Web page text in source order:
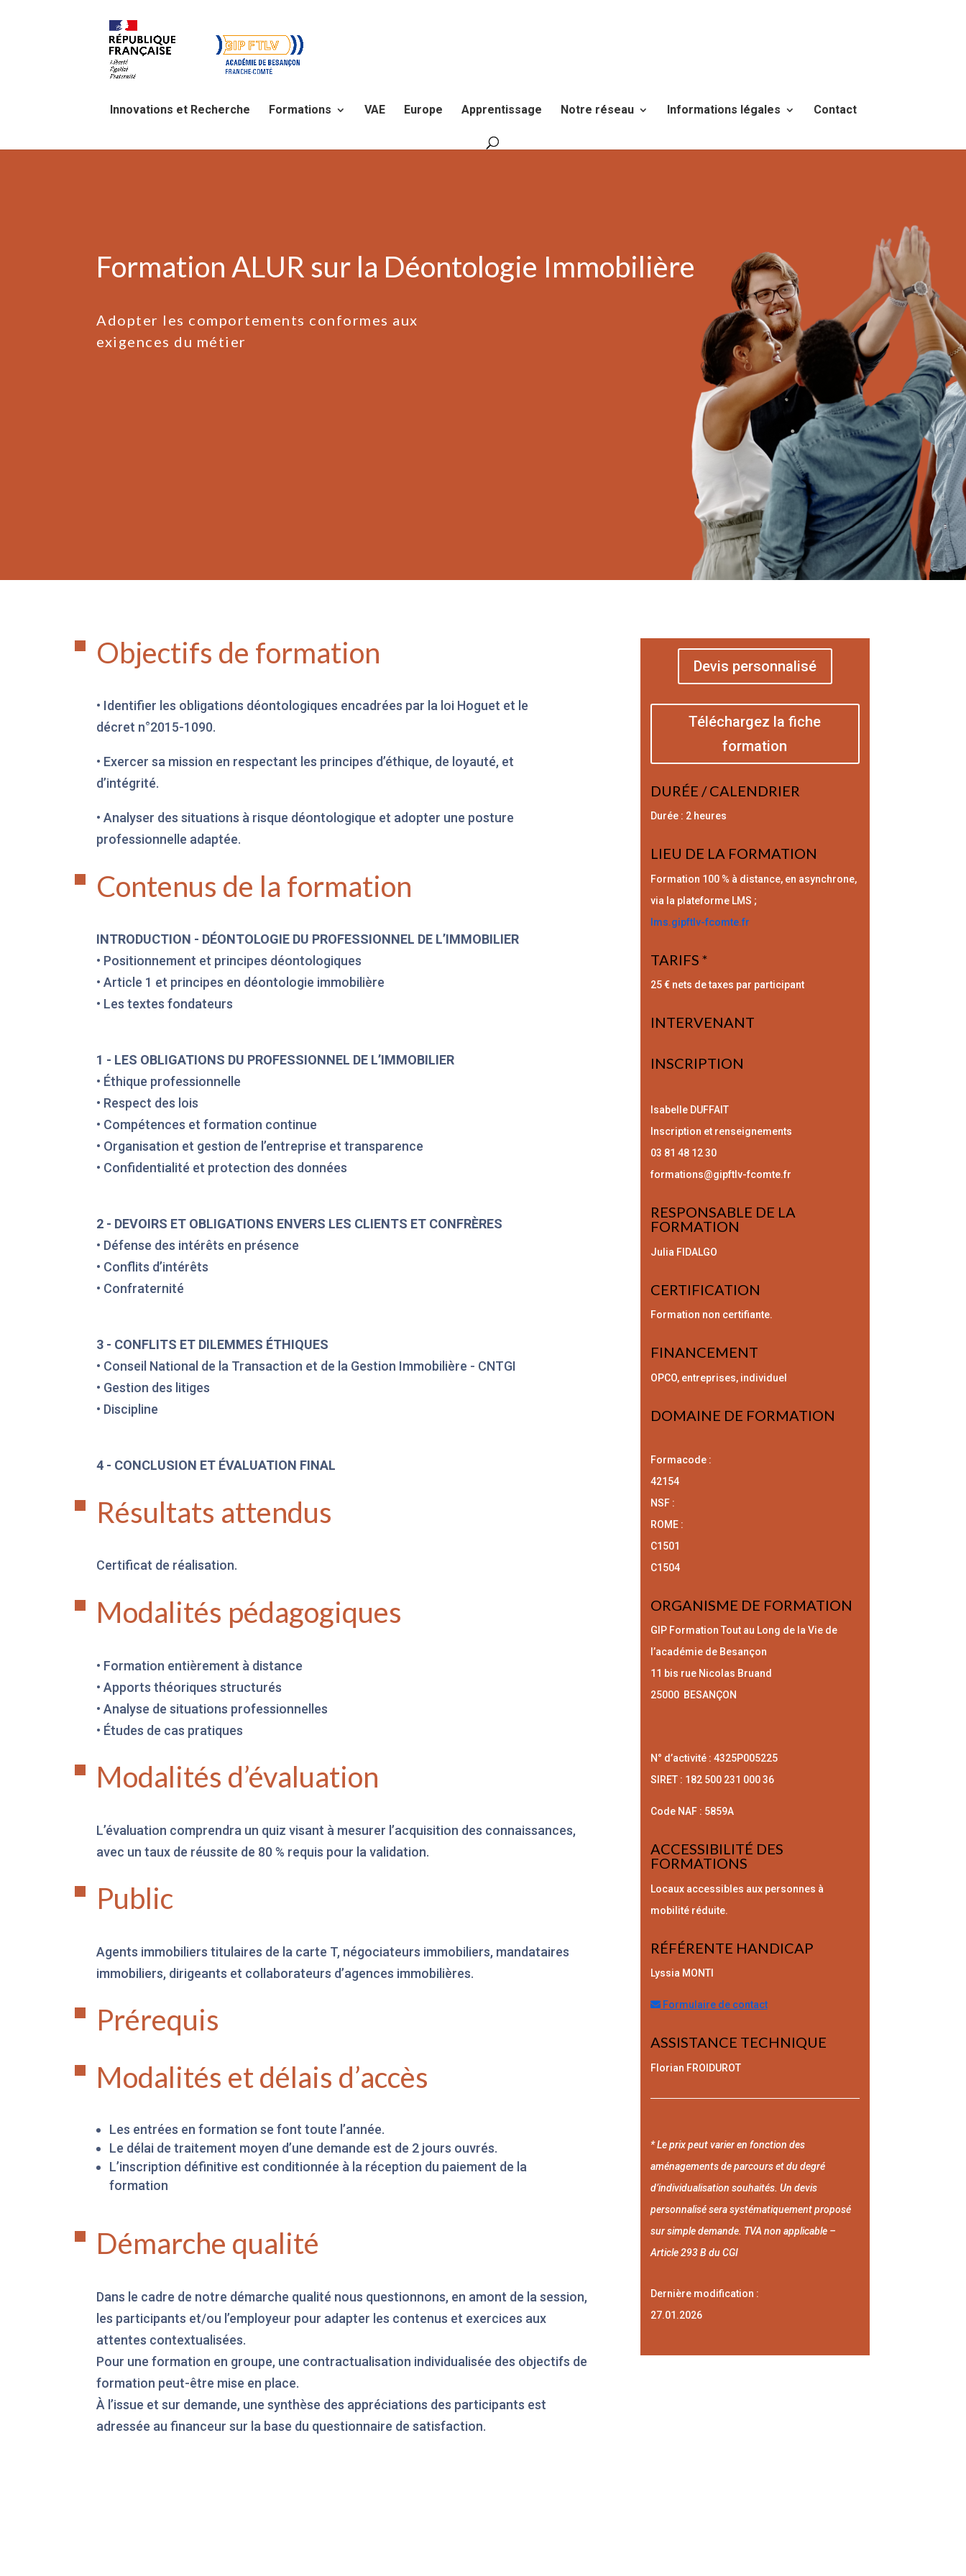
Innovations et Recherche Formations VAE Europe Apprentissage Notre réseau Informations légales Contact
Formation ALUR sur la Déontologie Immobilière
Adopter les comportements conformes aux
exigences du métier
Objectifs de formation
• Identifier les obligations déontologiques encadrées par la loi Hoguet et le
décret n°2015-1090.
• Exercer sa mission en respectant les principes d’éthique, de loyauté, et
d’intégrité.
• Analyser des situations à risque déontologique et adopter une posture
professionnelle adaptée.
Contenus de la formation
INTRODUCTION - DÉONTOLOGIE DU PROFESSIONNEL DE L’IMMOBILIER
• Positionnement et principes déontologiques
• Article 1 et principes en déontologie immobilière
• Les textes fondateurs
1 - LES OBLIGATIONS DU PROFESSIONNEL DE L’IMMOBILIER
• Éthique professionnelle
• Respect des lois
• Compétences et formation continue
• Organisation et gestion de l’entreprise et transparence
• Confidentialité et protection des données
2 - DEVOIRS ET OBLIGATIONS ENVERS LES CLIENTS ET CONFRÈRES
• Défense des intérêts en présence
• Conflits d’intérêts
• Confraternité
3 - CONFLITS ET DILEMMES ÉTHIQUES
• Conseil National de la Transaction et de la Gestion Immobilière - CNTGI
• Gestion des litiges
• Discipline
4 - CONCLUSION ET ÉVALUATION FINAL
Résultats attendus
Certificat de réalisation.
Modalités pédagogiques
• Formation entièrement à distance
• Apports théoriques structurés
• Analyse de situations professionnelles
• Études de cas pratiques
Modalités d’évaluation
L’évaluation comprendra un quiz visant à mesurer l’acquisition des connaissances,
avec un taux de réussite de 80 % requis pour la validation.
Public
Agents immobiliers titulaires de la carte T, négociateurs immobiliers, mandataires
immobiliers, dirigeants et collaborateurs d’agences immobilières.
Prérequis
Modalités et délais d’accès
Les entrées en formation se font toute l’année.
Le délai de traitement moyen d’une demande est de 2 jours ouvrés.
L’inscription définitive est conditionnée à la réception du paiement de la
formation
Démarche qualité
Dans le cadre de notre démarche qualité nous questionnons, en amont de la session,
les participants et/ou l’employeur pour adapter les contenus et exercices aux
attentes contextualisées.
Pour une formation en groupe, une contractualisation individualisée des objectifs de
formation peut-être mise en place.
À l’issue et sur demande, une synthèse des appréciations des participants est
adressée au financeur sur la base du questionnaire de satisfaction.
Devis personnalisé
Téléchargez la fiche
formation
DURÉE / CALENDRIER
Durée : 2 heures
LIEU DE LA FORMATION
Formation 100 % à distance, en asynchrone,
via la plateforme LMS ;
lms.gipftlv-fcomte.fr
TARIFS *
25 € nets de taxes par participant
INTERVENANT
INSCRIPTION
Isabelle DUFFAIT
Inscription et renseignements
03 81 48 12 30
formations@gipftlv-fcomte.fr
RESPONSABLE DE LA
FORMATION
Julia FIDALGO
CERTIFICATION
Formation non certifiante.
FINANCEMENT
OPCO, entreprises, individuel
DOMAINE DE FORMATION
Formacode :
42154
NSF :
ROME :
C1501
C1504
ORGANISME DE FORMATION
GIP Formation Tout au Long de la Vie de
l’académie de Besançon
11 bis rue Nicolas Bruand
25000 BESANÇON
N° d’activité : 4325P005225
SIRET : 182 500 231 000 36
Code NAF : 5859A
ACCESSIBILITÉ DES
FORMATIONS
Locaux accessibles ​aux personnes à
mobilité réduite.
RÉFÉRENTE HANDICAP
Lyssia MONTI
Formulaire de contact
ASSISTANCE TECHNIQUE
Florian FROIDUROT
* Le prix peut varier en fonction des
aménagements de parcours et du degré
d’individualisation souhaités. Un devis
personnalisé sera systématiquement proposé
sur simple demande. TVA non applicable –
Article 293 B du CGI
Dernière modification :
27.01.2026